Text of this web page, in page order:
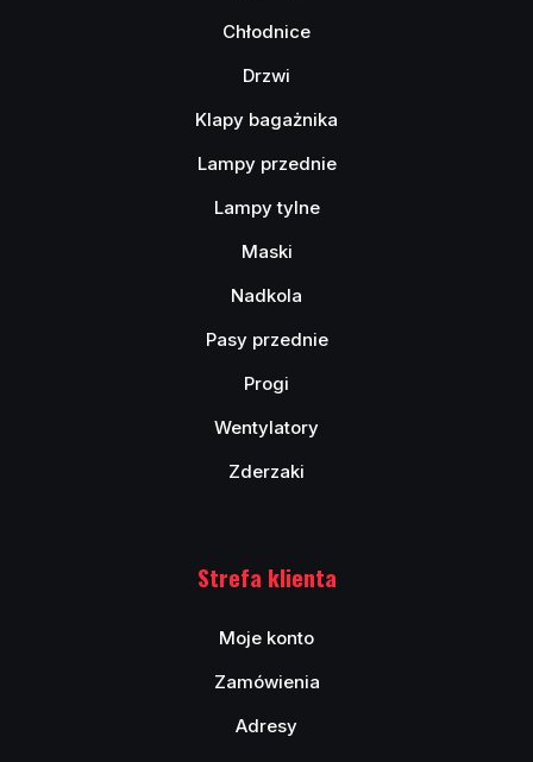
Chłodnice
Drzwi
Klapy bagażnika
Lampy przednie
Lampy tylne
Maski
Nadkola
Pasy przednie
Progi
Wentylatory
Zderzaki
Strefa klienta
Moje konto
Zamówienia
Adresy